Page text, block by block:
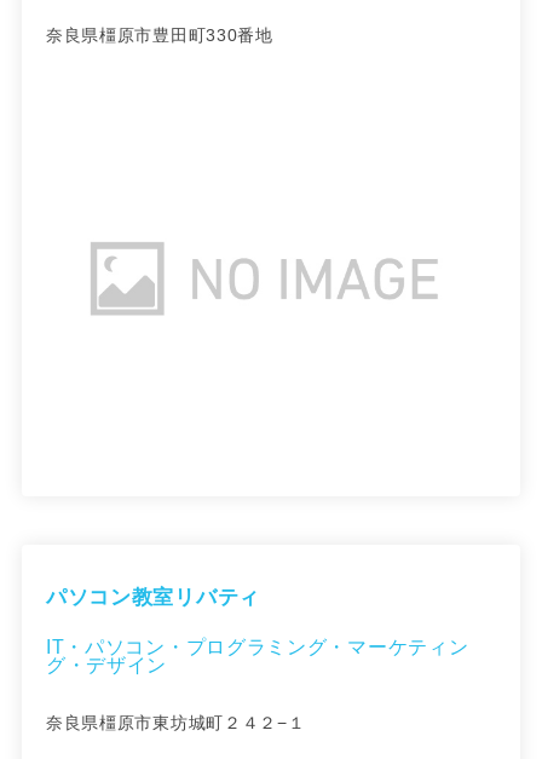
奈良県橿原市豊田町330番地
パソコン教室リバティ
IT・パソコン・プログラミング・マーケティン
グ・デザイン
奈良県橿原市東坊城町２４２−１